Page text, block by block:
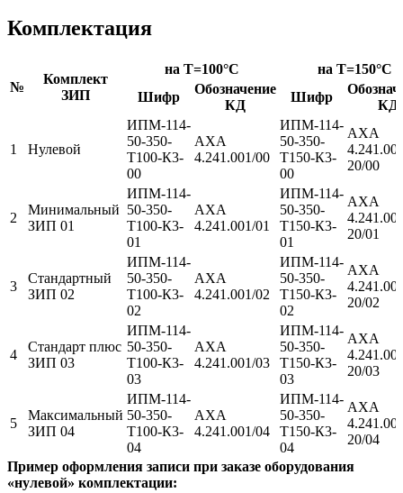
Комплектация
№
Комплект
ЗИП
на T=100°C
на T=150°C
Шифр
Обозначение
КД
Шифр
КД
1 Нулевой
ИПМ-114-
50-350-
Т100-К3-
00
АХА
4.241.001/00
ИПМ-114-
50-350-
Т150-К3-
00
АХА
20/00
2
Минимальный
ЗИП 01
ИПМ-114-
50-350-
Т100-К3-
01
АХА
4.241.001/01
ИПМ-114-
50-350-
Т150-К3-
01
АХА
20/01
3
Стандартный
ЗИП 02
ИПМ-114-
50-350-
Т100-К3-
02
АХА
4.241.001/02
ИПМ-114-
50-350-
Т150-К3-
02
АХА
20/02
4
Стандарт плюс
ЗИП 03
ИПМ-114-
50-350-
Т100-К3-
03
АХА
4.241.001/03
ИПМ-114-
50-350-
Т150-К3-
03
АХА
20/03
5
Максимальный
ЗИП 04
ИПМ-114-
50-350-
Т100-К3-
04
АХА
4.241.001/04
ИПМ-114-
50-350-
Т150-К3-
04
АХА
20/04
Пример оформления записи при заказе оборудования
«нулевой» комплектации: